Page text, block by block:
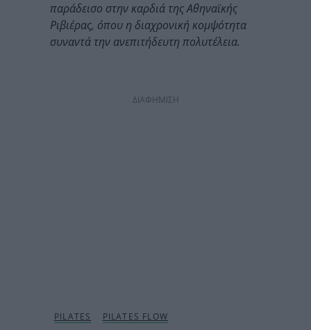
παράδεισο στην καρδιά της Αθηναϊκής
Ριβιέρας, όπου η διαχρονική κομψότητα
συναντά την ανεπιτήδευτη πολυτέλεια.
ΔΙΑΦΗΜΙΣΗ